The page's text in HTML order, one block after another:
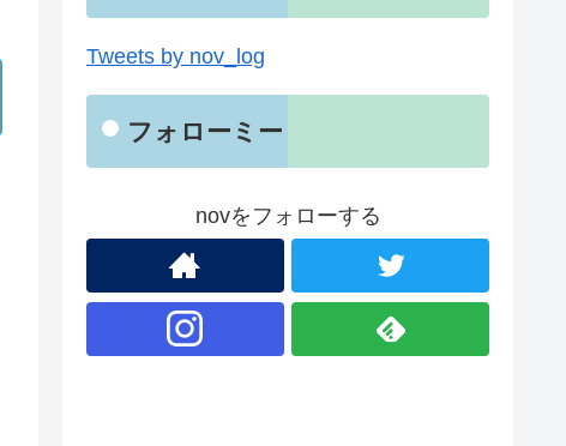
Tweets by nov_log
フォローミー
novをフォローする